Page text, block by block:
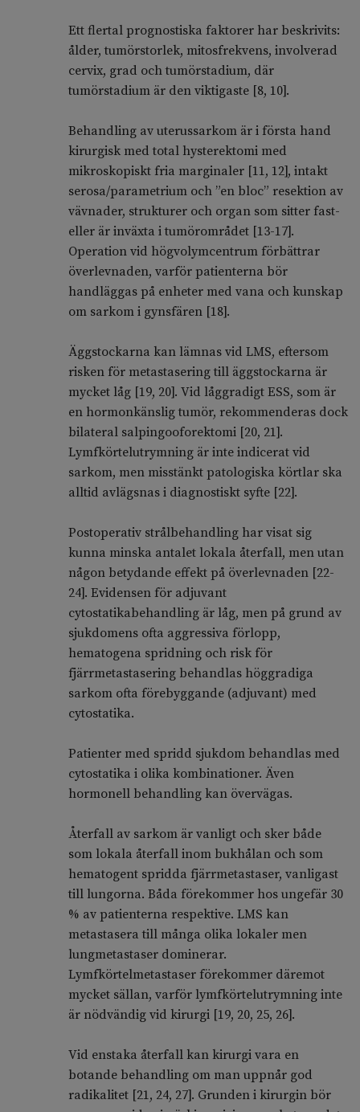
Ett flertal prognostiska faktorer har beskrivits:
ålder, tumörstorlek, mitosfrekvens, involverad
cervix, grad och tumörstadium, där
tumörstadium är den viktigaste [8, 10].
Behandling av uterussarkom är i första hand
kirurgisk med total hysterektomi med
mikroskopiskt fria marginaler [11, 12], intakt
serosa/parametrium och ”en bloc” resektion av
vävnader, strukturer och organ som sitter fast-
eller är inväxta i tumörområdet [13-17].
Operation vid högvolymcentrum förbättrar
överlevnaden, varför patienterna bör
handläggas på enheter med vana och kunskap
om sarkom i gynsfären [18].
Äggstockarna kan lämnas vid LMS, eftersom
risken för metastasering till äggstockarna är
mycket låg [19, 20]. Vid låggradigt ESS, som är
en hormonkänslig tumör, rekommenderas dock
bilateral salpingooforektomi [20, 21].
Lymfkörtelutrymning är inte indicerat vid
sarkom, men misstänkt patologiska körtlar ska
alltid avlägsnas i diagnostiskt syfte [22].
Postoperativ strålbehandling har visat sig
kunna minska antalet lokala återfall, men utan
någon betydande effekt på överlevnaden [22-
24]. Evidensen för adjuvant
cytostatikabehandling är låg, men på grund av
sjukdomens ofta aggressiva förlopp,
hematogena spridning och risk för
fjärrmetastasering behandlas höggradiga
sarkom ofta förebyggande (adjuvant) med
cytostatika.
Patienter med spridd sjukdom behandlas med
cytostatika i olika kombinationer. Även
hormonell behandling kan övervägas.
Återfall av sarkom är vanligt och sker både
som lokala återfall inom bukhålan och som
hematogent spridda fjärrmetastaser, vanligast
till lungorna. Båda förekommer hos ungefär 30
% av patienterna respektive. LMS kan
metastasera till många olika lokaler men
lungmetastaser dominerar.
Lymfkörtelmetastaser förekommer däremot
mycket sällan, varför lymfkörtelutrymning inte
är nödvändig vid kirurgi [19, 20, 25, 26].
Vid enstaka återfall kan kirurgi vara en
botande behandling om man uppnår god
radikalitet [21, 24, 27]. Grunden i kirurgin bör